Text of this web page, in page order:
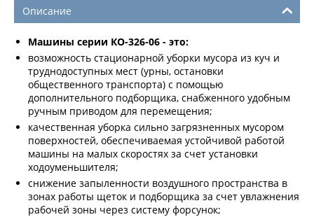
Описание
Машины серии КО-326-06 - это:
возможность стационарной уборки мусора из куч и
труднодоступных мест (урны, остановки
общественного транспорта) с помощью
дополнительного подборщика, снабженного удобным
ручным приводом для перемещения;
качественная уборка сильно загрязненных мусором
поверхностей, обеспечиваемая устойчивой работой
машины на малых скоростях за счет установки
ходоуменьшителя;
снижение запыленности воздушного пространства в
зонах работы щеток и подборщика за счет увлажнения
рабочей зоны через систему форсунок;